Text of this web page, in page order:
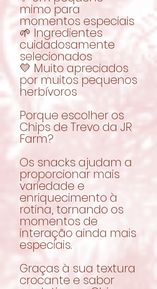
mimo para
momentos especiais
🌱 Ingredientes
cuidadosamente
selecionados
💛 Muito apreciados
por muitos pequenos
herbívoros
Porque escolher os
Chips de Trevo da JR
Farm?
Os snacks ajudam a
proporcionar mais
variedade e
enriquecimento à
rotina, tornando os
momentos de
interação ainda mais
especiais.
Graças à sua textura
crocante e sabor